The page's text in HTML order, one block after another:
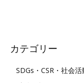
カテゴリー
SDGs・CSR・社会活